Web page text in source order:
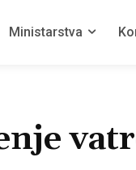
Ministarstva